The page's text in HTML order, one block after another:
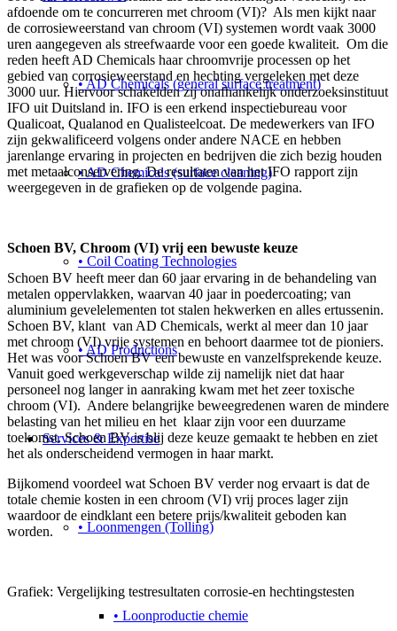
• AD Chemicals (general surface treatment)
• AD Chemicals (surface cleaning)
• Coil Coating Technologies
• AD Productions
Services & Expertise
• Loonmengen (Tolling)
• Loonproductie chemie
afdoende om te concurreren met chroom (VI)? Als men kijkt naar
de corrosieweerstand van chroom (VI) systemen wordt vaak 3000
uren aangegeven als streefwaarde voor een goede kwaliteit. Om die
reden heeft AD Chemicals haar chroomvrije processen op het
gebied van corrosieweerstand en hechting vergeleken met deze
3000 uur. Hiervoor schakelden zij onafhankelijk onderzoeksinstituut
IFO uit Duitsland in. IFO is een erkend inspectiebureau voor
Qualicoat, Qualanod en Qualisteelcoat. De medewerkers van IFO
zijn gekwalificeerd volgens onder andere NACE en hebben
jarenlange ervaring in projecten en bedrijven die zich bezig houden
met metaalconservering. De resultaten van het IFO rapport zijn
weergegeven in de grafieken op de volgende pagina.
Schoen BV, Chroom (VI) vrij een bewuste keuze
Schoen BV heeft meer dan 60 jaar ervaring in de behandeling van
metalen oppervlakken, waarvan 40 jaar in poedercoating; van
aluminium gevelelementen tot stalen hekwerken en alles ertussenin.
Schoen BV, klant van AD Chemicals, werkt al meer dan 10 jaar
met chroom (VI) vrije systemen en behoort daarmee tot de pioniers.
Het was voor Schoen BV een bewuste en vanzelfsprekende keuze.
Vanuit goed werkgeverschap wilde zij namelijk niet dat haar
personeel nog langer in aanraking kwam met het zeer toxische
chroom (VI). Andere belangrijke beweegredenen waren de mindere
belasting van het milieu en het klaar zijn voor een duurzame
toekomst. Schoen BV is blij deze keuze gemaakt te hebben en ziet
het als onderscheidend vermogen in haar markt.
Bijkomend voordeel wat Schoen BV verder nog ervaart is dat de
totale chemie kosten in een chroom (VI) vrij proces lager zijn
waardoor de eindklant een betere prijs/kwaliteit geboden kan
worden.
Grafiek: Vergelijking testresultaten corrosie-en hechtingstesten